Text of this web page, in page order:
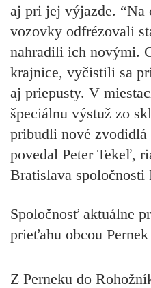
aj pri jej výjazde. “Na
vozovky odfrézovali
nahradili ich novými.
krajnice, vyčistili sa
aj priepusty. V
špeciálnu výstuž zo
pribudli nové zvodidlá
povedal Peter Tekeľ,
Bratislava
Spoločnosť aktuálne
prieťahu obcou
Z Perneku do